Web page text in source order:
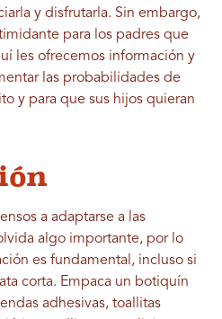
y disfrutarla. Sin embargo,
para los padres que
les ofrecemos información y
las probabilidades de
y para que sus hijos quieran
a adaptarse a las
algo importante, por lo
es fundamental, incluso si
corta. Empaca un botiquín
adhesivas, toallitas